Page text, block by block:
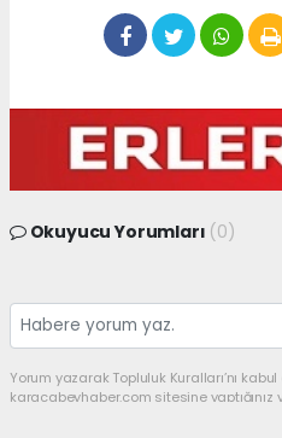
Okuyucu Yorumları (0)
Yorum yazarak Topluluk Kuralları’nı
karacabeyhaber.com sitesine